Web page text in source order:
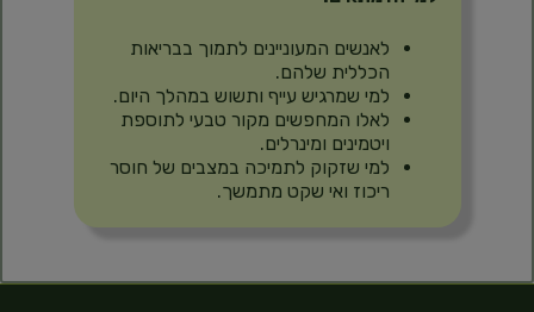
לאנשים המעוניינים לתמוך בבריאות
הכללית שלהם.
למי שמרגיש עייף ותשוש במהלך היום.
לאלו המחפשים מקור טבעי לתוספת
ויטמינים ומינרלים.
למי שזקוק לתמיכה במצבים של חוסר
ריכוז ואי שקט מתמשך.